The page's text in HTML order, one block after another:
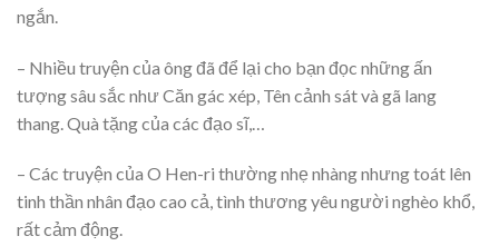
ngắn.
– Nhiều truyện của ông đã để lại cho bạn đọc những ấn
tượng sâu sắc như Căn gác xép, Tên cảnh sát và gã lang
thang. Quà tặng của các đạo sĩ,…
– Các truyện của O Hen-ri thường nhẹ nhàng nhưng toát lên
tinh thần nhân đạo cao cả, tình thương yêu người nghèo khổ,
rất cảm động.